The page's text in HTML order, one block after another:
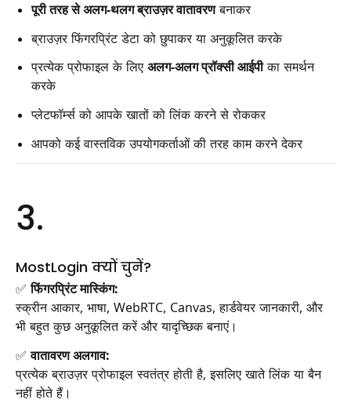
पूरी तरह से अलग-थलग ब्राउज़र वातावरणबनाकर
ब्राउज़र फिंगरप्रिंट डेटा को छुपाकर या अनुकूलित करके
प्रत्येक प्रोफाइल के लिए अलग-अलग प्रॉक्सी आईपीका समर्थन
करके
प्लेटफॉर्म्स को आपके खातों को लिंक करने से रोककर
आपको कई वास्तविक उपयोगकर्ताओं की तरह काम करने देकर
3.
MostLogin क्यों चुनें?
✅फिंगरप्रिंट मास्किंग:
स्क्रीन आकार, भाषा, WebRTC, Canvas, हार्डवेयर जानकारी, और
भी बहुत कुछ अनुकूलित करें और यादृच्छिक बनाएं।
✅वातावरण अलगाव:
प्रत्येक ब्राउज़र प्रोफाइल स्वतंत्र होती है, इसलिए खाते लिंक या बैन
नहीं होते हैं।